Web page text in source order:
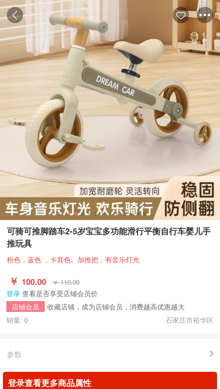
可骑可推脚踏车2-5岁宝宝多功能滑行平衡自行车婴儿手
推玩具
粉色，蓝色 ，卡其色。加推把，有音乐灯光
￥ 100.00 ￥ 110.00
登录 查看是否享受店铺会员价
店铺会员
收藏店铺，成为店铺会员，消费越高优惠越大
销量: 0
石家庄市裕华区
参数
登录查看更多商品属性